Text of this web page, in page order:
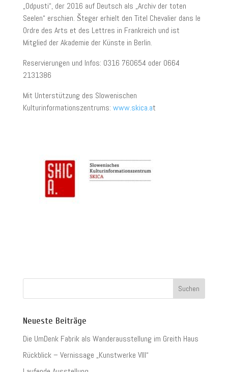
„Odpusti“, der 2016 auf Deutsch als „Archiv der toten
Seelen“ erschien. Šteger erhielt den Titel Chevalier dans le
Ordre des Arts et des Lettres in Frankreich und ist
Mitglied der Akademie der Künste in Berlin.
Reservierungen und Infos: 0316 760654 oder 0664
2131386
Mit Unterstützung des Slowenischen
Kulturinformationszentrums: www.skica.at
Neueste Beiträge
Die UmDenk Fabrik als Wanderausstellung im Greith Haus
Rückblick – Vernissage „Kunstwerke VIII“